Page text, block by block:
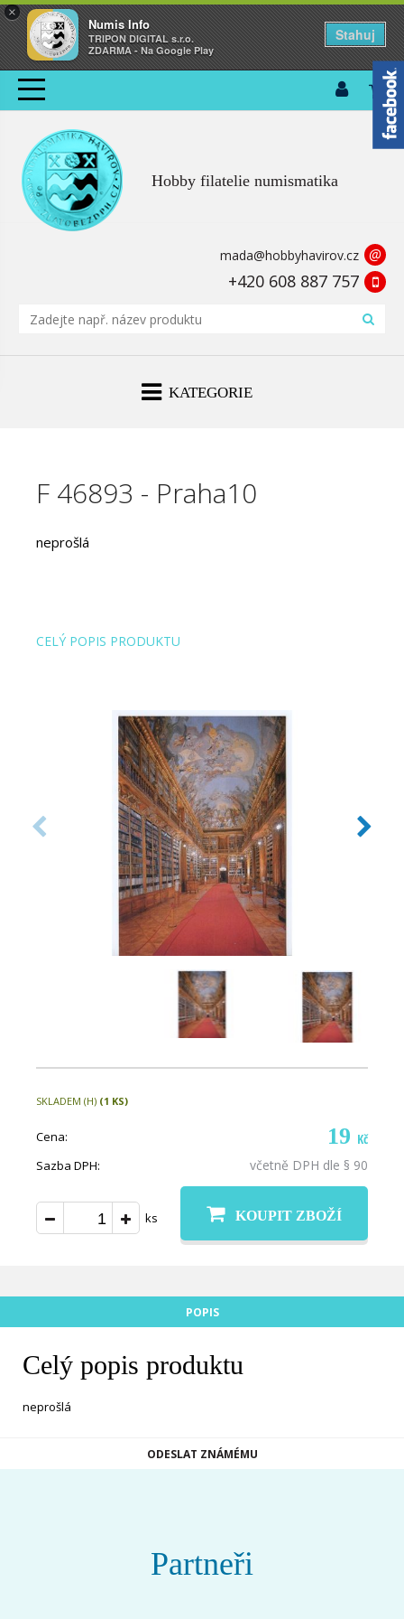
×
Numis Info
TRIPON DIGITAL s.r.o.
ZDARMA - Na Google Play
Stahuj
Hobby filatelie numismatika
mada@hobbyhavirov.cz @
+420 608 887 757
KATEGORIE
F 46893 - Praha10
neprošlá
CELÝ POPIS PRODUKTU
SKLADEM (H) (1 KS)
Cena: 19 Kč
Sazba DPH: včetně DPH dle § 90
ks KOUPIT ZBOŽÍ
POPIS
Celý popis produktu
neprošlá
ODESLAT ZNÁMÉMU
Partneři